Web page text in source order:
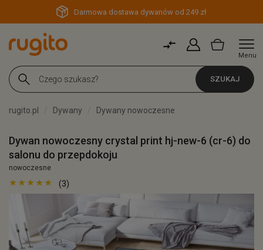
Darmowa dostawa dywanów od 249 zł
Menu
SZUKAJ
rugito.pl Dywany Dywany nowoczesne
Dywan nowoczesny crystal print hj-new-6 (cr-6) do
salonu do przepdokoju
nowoczesne
(3)